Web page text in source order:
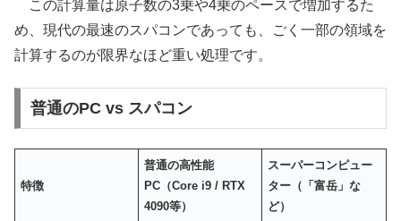
この計算量は原子数の3乗や4乗のペースで増加するた
め、現代の最速のスパコンであっても、ごく一部の領域を
計算するのが限界なほど重い処理です。
普通のPC vs スパコン
特徴
普通の高性能
PC（Core i9 / RTX
4090等）
スーパーコンピュー
ター（「富岳」な
ど）